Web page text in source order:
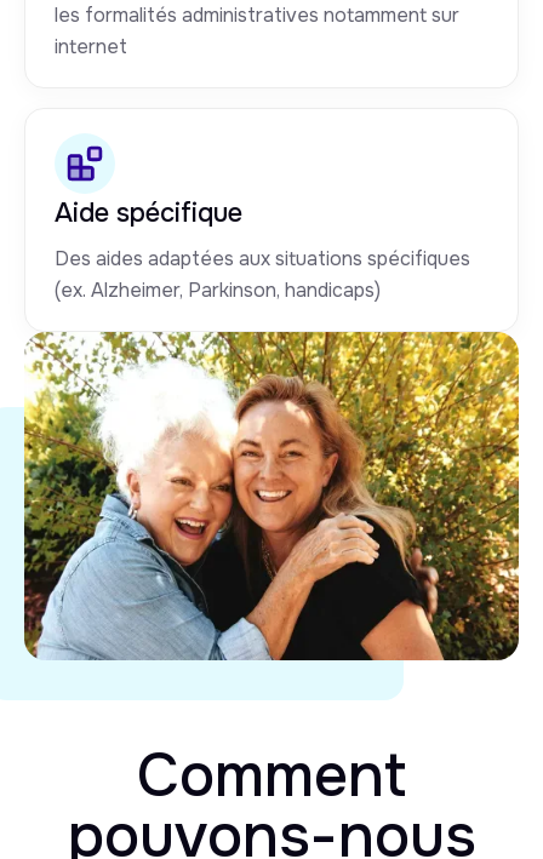
les formalités administratives notamment sur
internet
Aide spécifique
Des aides adaptées aux situations spécifiques
(ex. Alzheimer, Parkinson, handicaps)
Comment
pouvons-nous